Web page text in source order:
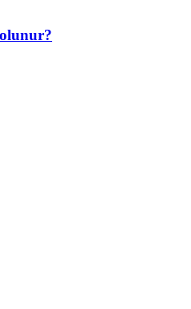
olunur?